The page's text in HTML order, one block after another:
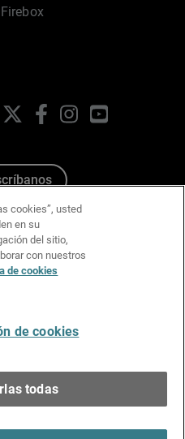
FacebookInstagramYouTube
cookies”, usted
en su
del sitio,
con nuestros
de cookies
de cookies
todas